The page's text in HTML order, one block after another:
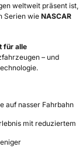
weltweit präsent ist,
Serien wie NASCAR
für alle
– und
auf nasser Fahrbahn
mit reduziertem